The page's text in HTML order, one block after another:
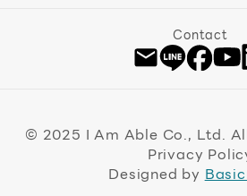
Contact
© 2025 I Am Able Co., Ltd.
Privacy
Designed by